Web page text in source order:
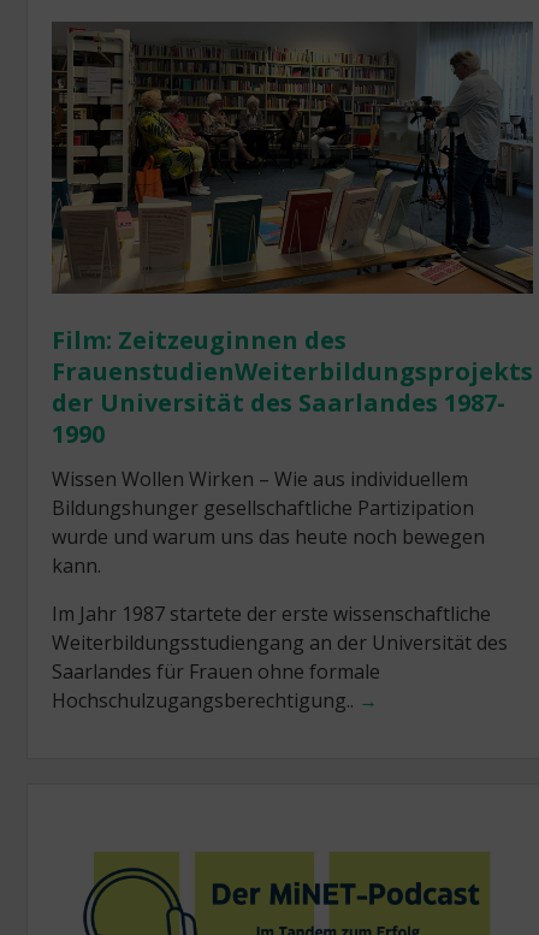
Film: Zeitzeuginnen des
FrauenstudienWeiterbildungsprojekts
der Universität des Saarlandes 1987-
1990
Wissen Wollen Wirken – Wie aus individuellem
Bildungshunger gesellschaftliche Partizipation
wurde und warum uns das heute noch bewegen
kann.
Im Jahr 1987 startete der erste wissenschaftliche
Weiterbildungsstudiengang an der Universität des
Saarlandes für Frauen ohne formale
Hochschulzugangsberechtigung.. →